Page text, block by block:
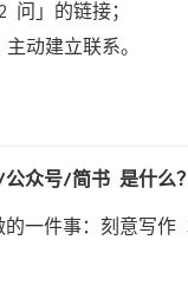
问」的链接；
动建立联系。
众号/简书 是什么？
一件事：刻意写作